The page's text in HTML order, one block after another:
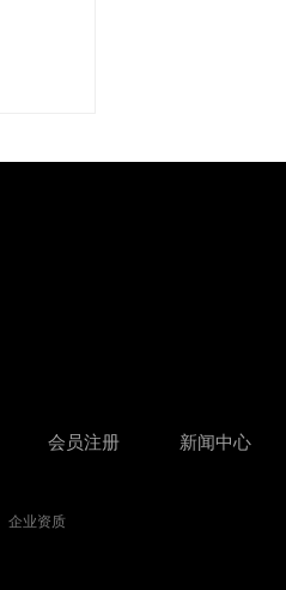
会员注册 新闻中心
企业资质